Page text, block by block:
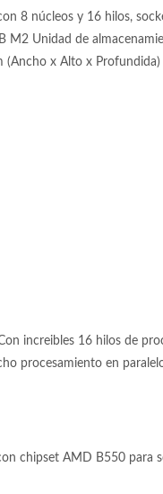
8 núcleos y 16 hilos,
Unidad de
x Alto x
increibles 16 hilos de
procesamiento en
chipset AMD B550 para